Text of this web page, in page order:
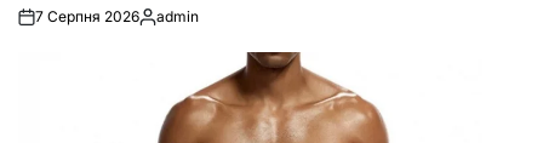
7 Серпня 2026Опубліковано
admin